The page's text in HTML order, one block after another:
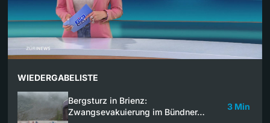
WIEDERGABELISTE
Bergsturz in Brienz:
Zwangsevakuierung im Bündner…
3 Min